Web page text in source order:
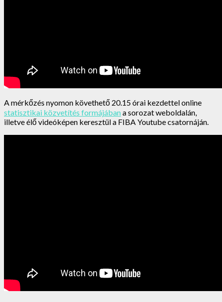
A mérkőzés nyomon követhető 20.15 órai kezdettel online
statisztikai közvetítés formájábana sorozat weboldalán,
illetve élő videóképen keresztül a FIBA Youtube csatornáján.